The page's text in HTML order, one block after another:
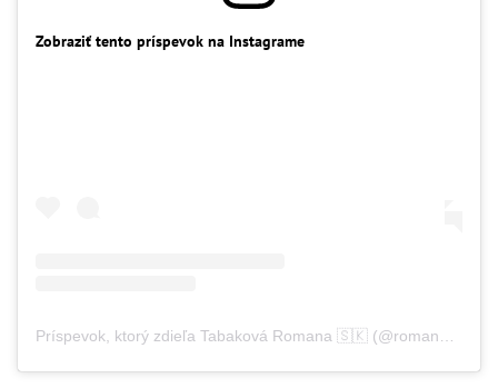
Zobraziť tento príspevok na Instagrame